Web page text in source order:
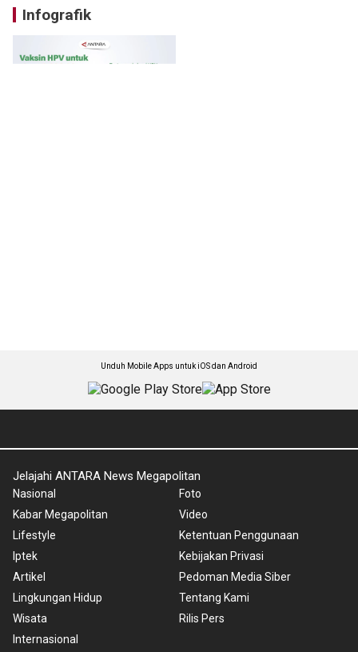
Infografik
Unduh Mobile Apps untuk iOS dan Android
Jelajahi ANTARA News Megapolitan
Nasional
Kabar Megapolitan
Lifestyle
Iptek
Artikel
Lingkungan Hidup
Wisata
Internasional
Foto
Video
Ketentuan Penggunaan
Kebijakan Privasi
Pedoman Media Siber
Tentang Kami
Rilis Pers